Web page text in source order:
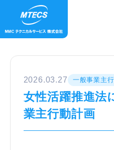
2026.03.27 一般事業主
女性活躍推進法
業主行動計画